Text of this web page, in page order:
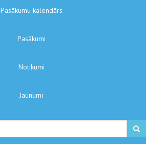
Pasākumu kalendārs
Pasākumi
Notikumi
Jaunumi